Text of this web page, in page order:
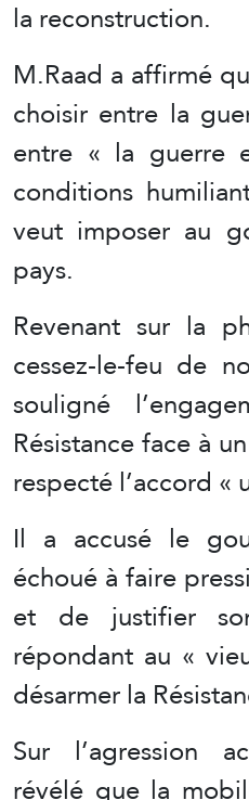
la reconstruction.
M.Raad a affirmé
choisir entre la
entre « la guerre
conditions
veut imposer au
pays.
Revenant sur la
cessez-le-feu de
souligné
Résistance face à
respecté l’accord «
Il a accusé le
échoué à faire
et de justifier
répondant au «
désarmer la
Sur l’agression
révélé que la